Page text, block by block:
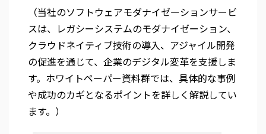
（当社のソフトウェアモダナイゼーションサービ
スは、レガシーシステムのモダナイゼーション、
クラウドネイティブ技術の導入、アジャイル開発
の促進を通じて、企業のデジタル変革を支援しま
す。ホワイトペーパー資料群では、具体的な事例
や成功のカギとなるポイントを詳しく解説してい
ます。）